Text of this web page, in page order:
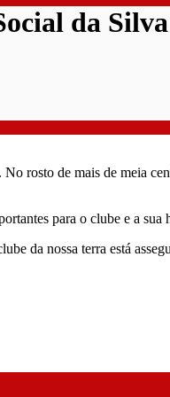
da Silva
rosto de mais de meia
para o clube e a sua
da nossa terra está